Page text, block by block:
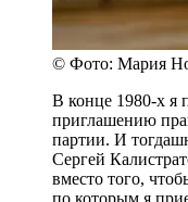
© Фото: Мария
В конце 1980-х я
приглашению
партии. И
Сергей
вместо того,
по которым я